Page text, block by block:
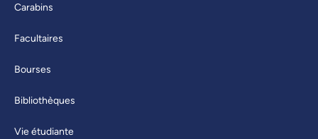
Carabins
Facultaires
Bourses
Bibliothèques
Vie étudiante